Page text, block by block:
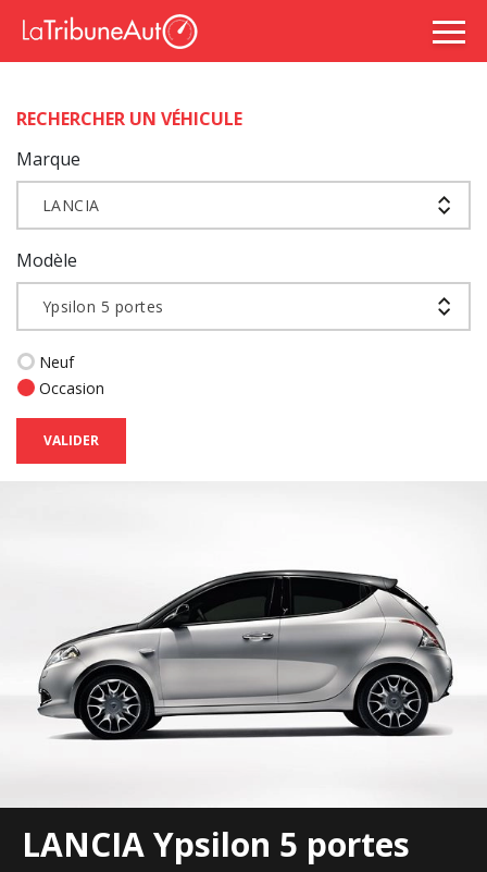
RECHERCHER UN VÉHICULE
Marque
LANCIA
Modèle
Ypsilon 5 portes
Neuf
Occasion
VALIDER
LANCIA Ypsilon 5 portes